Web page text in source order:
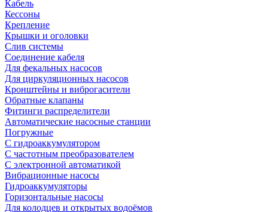
Кабель
Кессоны
Крепление
Крышки и оголовки
Слив системы
Соединение кабеля
Для фекальных насосов
Для циркуляционных насосов
Кронштейны и виброгасители
Обратные клапаны
Фитинги распределители
Автоматические насосные станции
Погружные
С гидроаккумулятором
С частотным преобразователем
С электронной автоматикой
Вибрационные насосы
Гидроаккумуляторы
Горизонтальные насосы
Для колодцев и открытых водоёмов